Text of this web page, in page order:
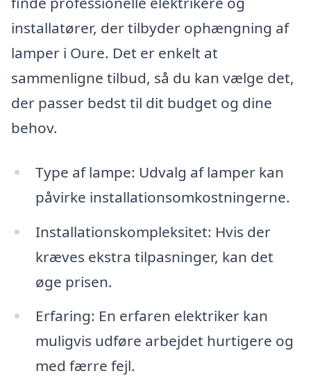
installatører, der tilbyder ophængning af
lamper i Oure. Det er enkelt at
sammenligne tilbud, så du kan vælge det,
der passer bedst til dit budget og dine
behov.
Type af lampe: Udvalg af lamper kan
påvirke installationsomkostningerne.
Installationskompleksitet: Hvis der
kræves ekstra tilpasninger, kan det
øge prisen.
Erfaring: En erfaren elektriker kan
muligvis udføre arbejdet hurtigere og
med færre fejl.